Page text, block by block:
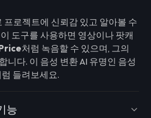
프로젝트에 신뢰감 있고 알아볼 수
도구를 사용하면 영상이나 팟캐
처럼 녹음할 수 있으며, 그의
니다. 이 음성 변환 AI 유명인 음성
럼 들려보세요.
능